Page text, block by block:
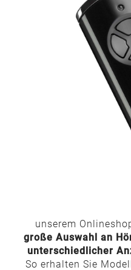
unserem
große Auswahl an
unterschiedlicher
So erhalten Sie